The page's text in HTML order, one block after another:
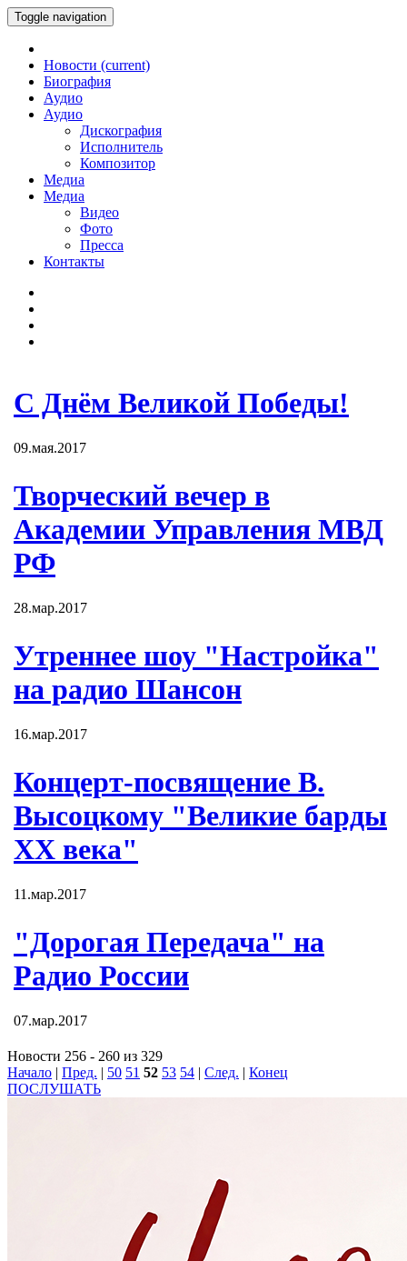
Toggle navigation
Новости (current)
Биография
Аудио
Аудио
Дискография
Исполнитель
Композитор
Медиа
Медиа
Видео
Фото
Пресса
Контакты
С Днём Великой Победы!
09.мая.2017
Творческий вечер в
Академии Управления МВД
РФ
28.мар.2017
Утреннее шоу "Настройка"
на радио Шансон
16.мар.2017
Концерт-посвящение В.
Высоцкому "Великие барды
XX века"
11.мар.2017
"Дорогая Передача" на
Радио России
07.мар.2017
Новости 256 - 260 из 329
Начало | Пред. | 50 51 52 53 54 | След. | Конец
ПОСЛУШАТЬ